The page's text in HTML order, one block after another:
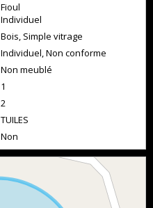
Fioul
Individuel
Bois, Simple vitrage
Individuel, Non conforme
Non meublé
1
2
TUILES
Non